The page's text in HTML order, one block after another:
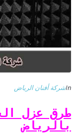
Inشركة أفنان الرياض
طرق عزل
بالرياض